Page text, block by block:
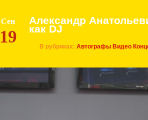
Сен
19
Александр
как DJ
В рубриках: Автографы Видео